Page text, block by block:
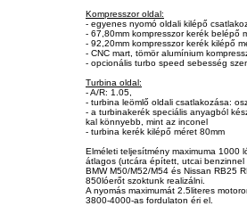
Kompresszor oldal:
- egyenes nyomó oldali kilépő
- 67,80mm kompresszor kerék belépő
- 92,20mm kompresszor kerék kilépő
- CNC mart, tömör alumínium
- opcionális turbo speed sebesség
Turbina oldal:
- A/R: 1.05,
- turbina leömlő oldali csatlakozása:
- a turbinakerék speciális anyagból
kal könnyebb, mint az inconel
- turbina kerék kilépő méret 80mm
Elméleti teljesítmény maximuma 1000
átlagos (utcára épített, utcai benzinnel
BMW M50/M52/M54 és Nissan RB25
850lóerőt szoktunk realizálni.
A nyomás maximumát 2.5literes
3800-4000-as fordulaton éri el.